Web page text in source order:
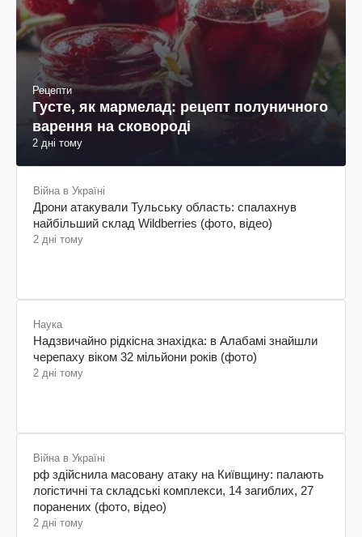
Рецепти
Густе, як мармелад: рецепт полуничного
варення на сковороді
2 дні тому
Війна в Україні
Дрони атакували Тульську область: спалахнув
найбільший склад Wildberries (фото, відео)
2 дні тому
Наука
Надзвичайно рідкісна знахідка: в Алабамі знайшли
черепаху віком 32 мільйони років (фото)
2 дні тому
Війна в Україні
рф здійснила масовану атаку на Київщину: палають
логістичні та складські комплекси, 14 загиблих, 27
поранених (фото, відео)
2 дні тому